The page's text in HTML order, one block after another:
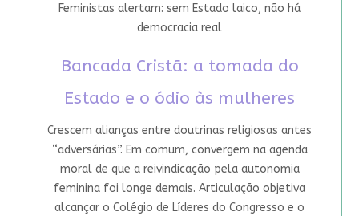
Feministas alertam: sem Estado laico, não há
democracia real
Bancada Cristã: a tomada do
Estado e o ódio às mulheres
Crescem alianças entre doutrinas religiosas antes
“adversárias”. Em comum, convergem na agenda
moral de que a reivindicação pela autonomia
feminina foi longe demais. Articulação objetiva
alcançar o Colégio de Líderes do Congresso e o